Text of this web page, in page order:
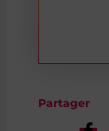
Partager